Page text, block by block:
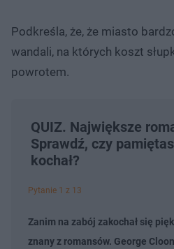
Podkreśla, że, że miasto
wandali, na których koszt
powrotem.
QUIZ. Największe
Sprawdź, czy
kochał?
Pytanie 1 z 13
Zanim na zabój zakochał się
znany z romansów. George